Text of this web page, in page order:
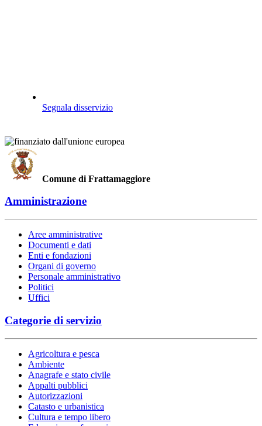
Segnala disservizio
Comune di Frattamaggiore
Amministrazione
Aree amministrative
Documenti e dati
Enti e fondazioni
Organi di governo
Personale amministrativo
Politici
Uffici
Categorie di servizio
Agricoltura e pesca
Ambiente
Anagrafe e stato civile
Appalti pubblici
Autorizzazioni
Catasto e urbanistica
Cultura e tempo libero